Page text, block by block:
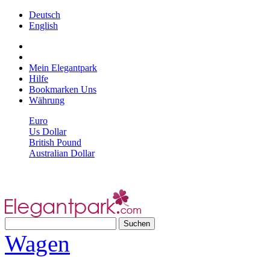
Deutsch
English
Mein Elegantpark
Hilfe
Bookmarken Uns
Währung
Euro
Us Dollar
British Pound
Australian Dollar
Wagen